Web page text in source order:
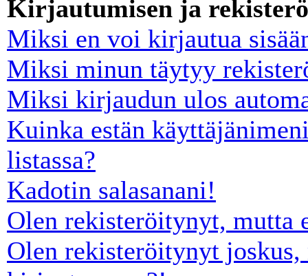
Kirjautumisen ja
Miksi en voi kirjautua
Miksi minun täytyy
Miksi kirjaudun ulos
Kuinka estän
listassa?
Kadotin salasanani!
Olen rekisteröitynyt, mutta
Olen rekisteröitynyt joskus,